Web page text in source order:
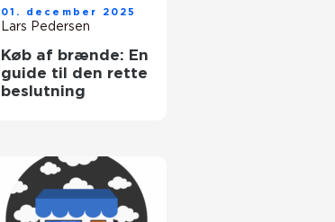
01. december 2025
Lars Pedersen
Køb af brænde: En
guide til den rette
beslutning